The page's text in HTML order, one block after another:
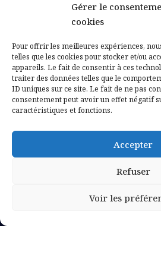
Gérer le
cookies
Pour offrir les meilleures expériences,
telles que les cookies pour stocker et/ou
appareils. Le fait de consentir à ces
traiter des données telles que le
ID uniques sur ce site. Le fait de ne pas
consentement peut avoir un effet négatif
caractéristiques et fonctions.
Accepter
Refuser
Voir les
Contactez-nous
Mentions légales
Politique de confidentialité